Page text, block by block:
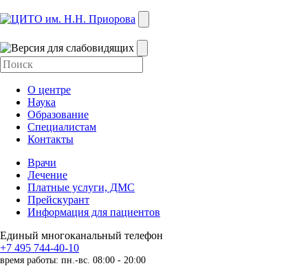
О центре
Наука
Образование
Специалистам
Контакты
Врачи
Лечение
Платные услуги, ДМС
Прейскурант
Информация для пациентов
Единый многоканальный телефон
+7 495 744-40-10
время работы: пн.-вс. 08:00 - 20:00